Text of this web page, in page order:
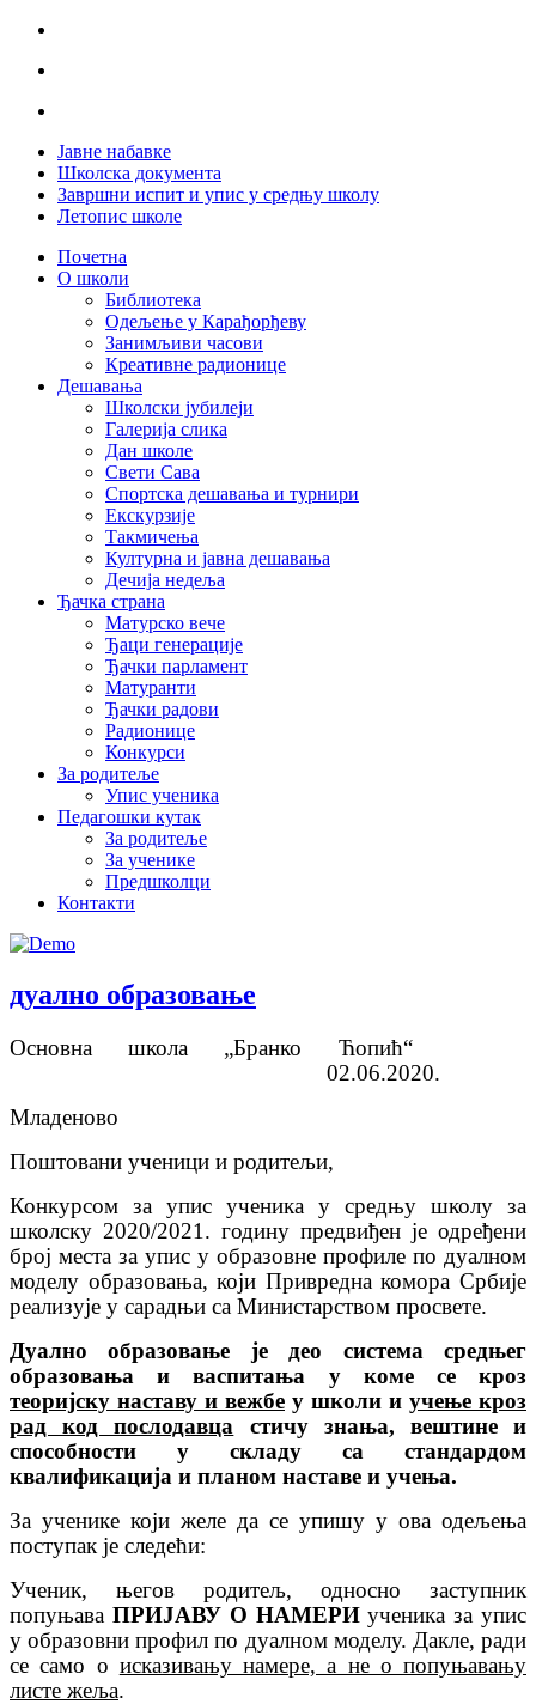
Јавне набавке
Школска документа
Завршни испит и упис у средњу школу
Летопис школе
Почетна
О школи
Библиотека
Одељење у Карађорђеву
Занимљиви часови
Креативне радионице
Дешавања
Школски јубилеји
Галерија слика
Дан школе
Свети Сава
Спортска дешавања и турнири
Екскурзије
Такмичења
Културна и јавна дешавања
Дечија недеља
Ђачка страна
Матурско вече
Ђаци генерације
Ђачки парламент
Матуранти
Ђачки радови
Радионице
Конкурси
За родитеље
Упис ученика
Педагошки кутак
За родитеље
За ученике
Предшколци
Контакти
дуално образовање
Основна школа „Бранко Ћопић“
02.06.2020.
Младеново
Поштовани ученици и родитељи,
Конкурсом за упис ученика у средњу школу за
школску 2020/2021. годину предвиђен је одређени
број места за упис у образовне профиле по дуалном
моделу образовања, који Привредна комора Србије
реализује у сарадњи са Министарством просвете.
Дуално образовање је део система средњег
образовања и васпитања у коме се кроз
теоријску наставу и вежбе у школи и учење кроз
рад код послодавца стичу знања, вештине и
способности у складу са стандардом
квалификација и планом наставе и учења.
За ученике који желе да се упишу у ова одељења
поступак је следећи:
Ученик, његов родитељ, односно заступник
попуњава ПРИЈАВУ О НАМЕРИученика за упис
у образовни профил по дуалном моделу. Дакле, ради
се само о исказивању намере, а не о попуњавању
листе жеља.